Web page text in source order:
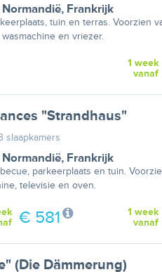
Normandië, Frankrijk
tuin en terras. Voorzien
en vriezer.
1 week
vanaf
"Strandhaus"
slaapkamers
Normandië, Frankrijk
parkeerplaats en tuin.
televisie en oven.
1 week
vanaf
€ 581
(Die Dämmerung)